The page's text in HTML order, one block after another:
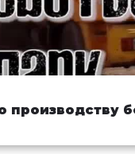
производству